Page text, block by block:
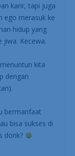
karir, tapi juga
ego merasuk ke
hidup yang
jiwa. Kecewa.
kita
dengan
bermanfaat
bisa sukses di
donk?